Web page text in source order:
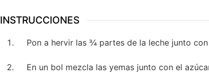
INSTRUCCIONES
Pon a hervir las ¾ partes de la leche junto
En un bol mezcla las yemas junto con el